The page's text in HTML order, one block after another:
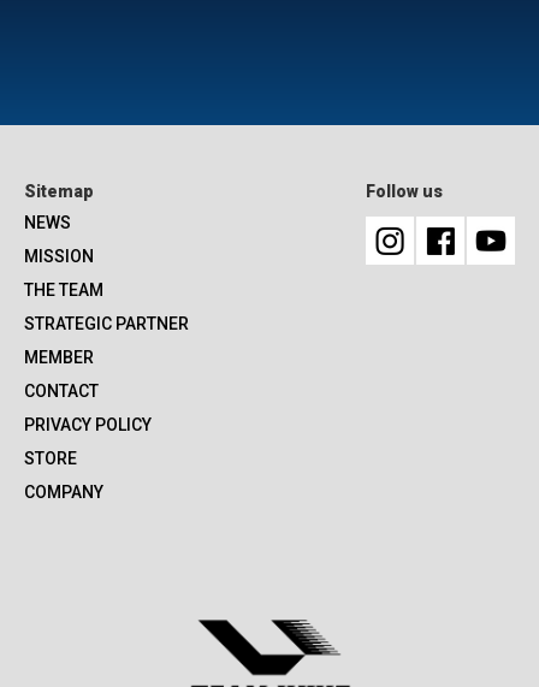
Sitemap
NEWS
MISSION
THE TEAM
STRATEGIC PARTNER
MEMBER
CONTACT
PRIVACY POLICY
STORE
COMPANY
Follow us